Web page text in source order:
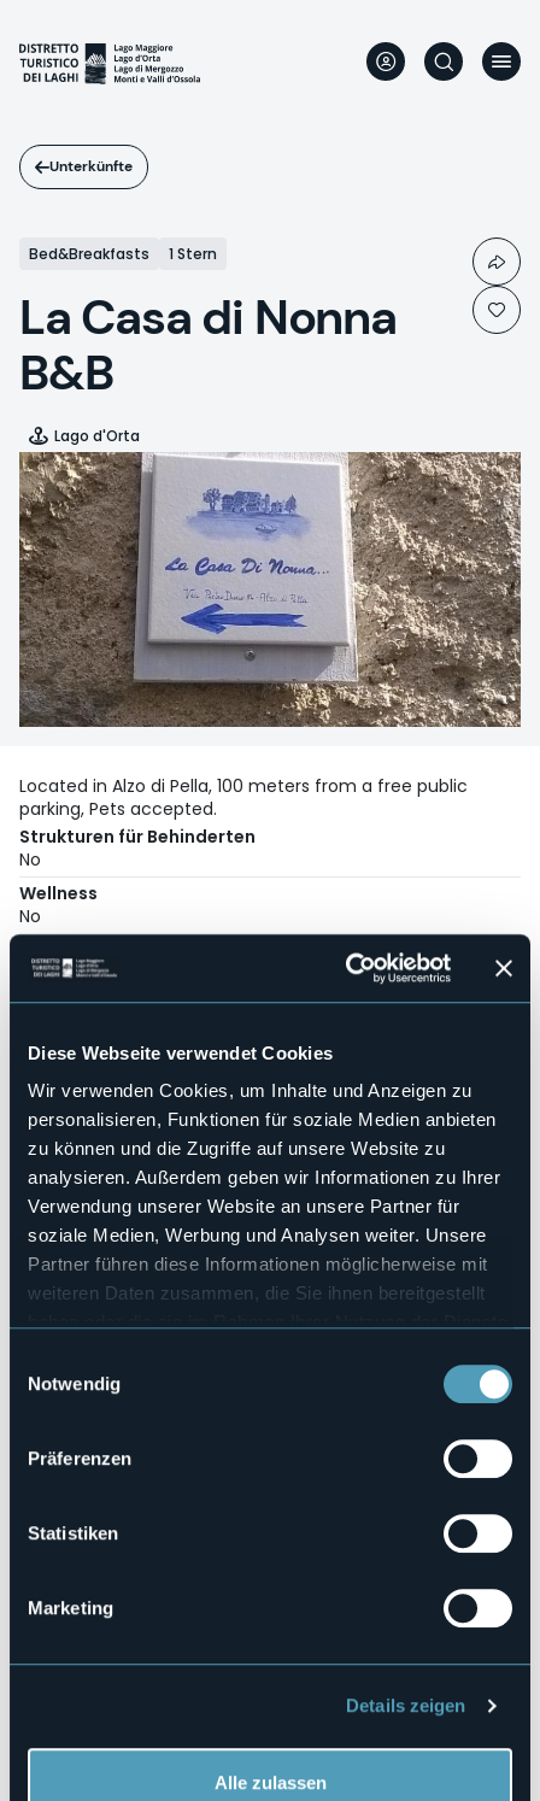
Diese Webseite verwendet Cookies
Wir verwenden Cookies, um Inhalte und Anzeigen zu
personalisieren, Funktionen für soziale Medien anbieten
zu können und die Zugriffe auf unsere Website zu
analysieren. Außerdem geben wir Informationen zu Ihrer
Verwendung unserer Website an unsere Partner für
soziale Medien, Werbung und Analysen weiter. Unsere
Partner führen diese Informationen möglicherweise mit
weiteren Daten zusammen, die Sie ihnen bereitgestellt
Notwendig
Präferenzen
Statistiken
Marketing
Details zeigen
Alle zulassen
Inhalt
Unterkünfte
Bed&Breakfasts 1 Stern
La Casa di Nonna
B&B
Lago d'Orta
Located in Alzo di Pella, 100 meters from a free public
parking, Pets accepted.
Strukturen für Behinderten
No
Wellness
No
No
Hallenbad
Haustiere erlaubt
No
Anzahl der Zimmer
2
Anzahl der Betten
5
E-mail
lacasadinonna2016@libero.it
Telefon
Via Pietro Durio, 84, Alzo